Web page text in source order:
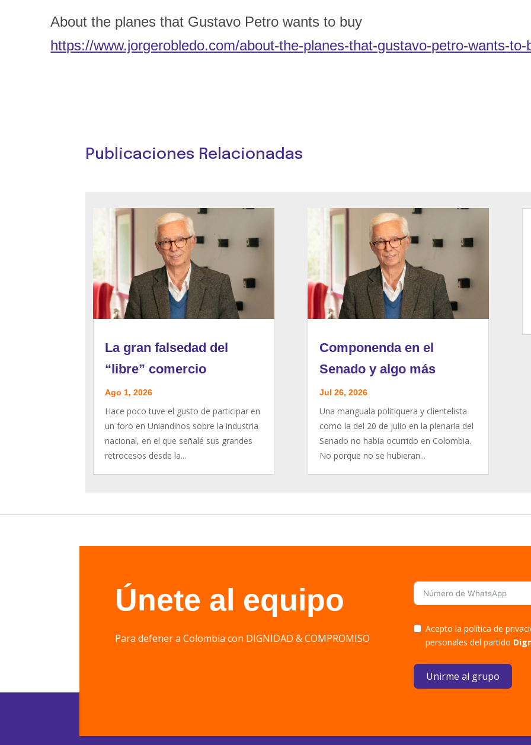
About the planes that Gustavo Petro wants to buy
https://www.jorgerobledo.com/about-the-planes-that-gustavo-petro-wants-to-
Publicaciones Relacionadas
La gran falsedad del
“libre” comercio
Ago 1, 2026
Hace poco tuve el gusto de participar en
un foro en Uniandinos sobre la industria
nacional, en el que señalé sus grandes
retrocesos desde la...
Componenda en el
Senado y algo más
Jul 26, 2026
Una manguala politiquera y clientelista
como la del 20 de julio en la plenaria del
Senado no había ocurrido en Colombia.
No porque no se hubieran...
Únete al equipo
Para defener a Colombia con DIGNIDAD & COMPROMISO
Acepto la política de
personales del partido
Unirme al grupo